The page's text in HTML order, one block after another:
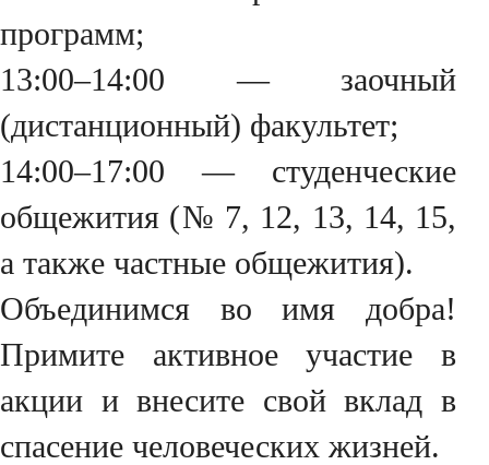
программ;
13:00–14:00 — заочный
(дистанционный) факультет;
14:00–17:00 — студенческие
общежития (№ 7, 12, 13, 14, 15,
а также частные общежития).
Объединимся во имя добра!
Примите активное участие в
акции и внесите свой вклад в
спасение человеческих жизней.